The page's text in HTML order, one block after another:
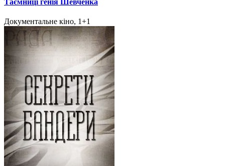
Документальне кіно, 1+1